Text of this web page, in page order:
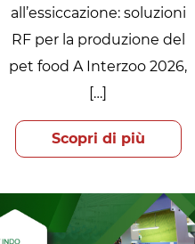
all’essiccazione: soluzioni
RF per la produzione del
pet food A Interzoo 2026,
[…]
Scopri di più